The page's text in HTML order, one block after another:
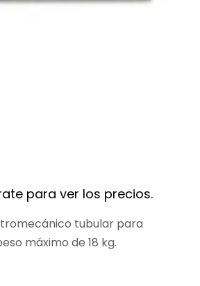
para ver los precios.
tubular para
máximo de 18 kg.